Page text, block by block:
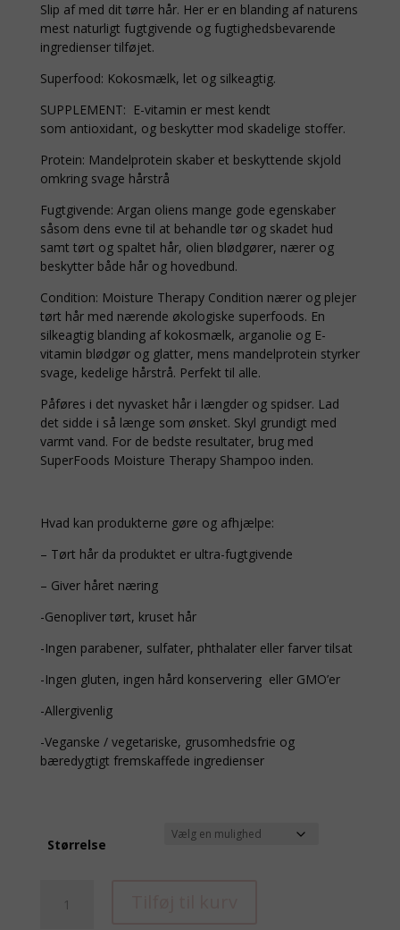
Slip af med dit tørre hår. Her er en blanding af naturens
mest naturligt fugtgivende og fugtighedsbevarende
ingredienser tilføjet.
Superfood: Kokosmælk, let og silkeagtig.
SUPPLEMENT: E-vitamin er mest kendt
som antioxidant, og beskytter mod skadelige stoffer.
Protein: Mandelprotein skaber et beskyttende skjold
omkring svage hårstrå
Fugtgivende: Argan oliens mange gode egenskaber
såsom dens evne til at behandle tør og skadet hud
samt tørt og spaltet hår, olien blødgører, nærer og
beskytter både hår og hovedbund.
Condition: Moisture Therapy Condition nærer og plejer
tørt hår med nærende økologiske superfoods. En
silkeagtig blanding af kokosmælk, arganolie og E-
vitamin blødgør og glatter, mens mandelprotein styrker
svage, kedelige hårstrå. Perfekt til alle.
Påføres i det nyvasket hår i længder og spidser. Lad
det sidde i så længe som ønsket. Skyl grundigt med
varmt vand. For de bedste resultater, brug med
SuperFoods Moisture Therapy Shampoo inden.
Hvad kan produkterne gøre og afhjælpe:
– Tørt hår da produktet er ultra-fugtgivende
– Giver håret næring
-Genopliver tørt, kruset hår
-Ingen parabener, sulfater, phthalater eller farver tilsat
-Ingen gluten, ingen hård konservering eller GMO’er
-Allergivenlig
-Veganske / vegetariske, grusomhedsfrie og
bæredygtigt fremskaffede ingredienser
Størrelse
condition